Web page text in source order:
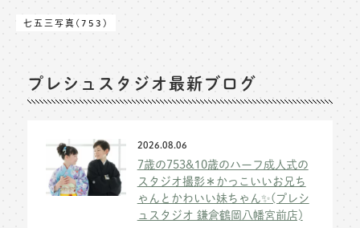
七五三写真(753)
プレシュスタジオ最新ブログ
2026.08.06
7歳の753&10歳のハーフ成人式の
スタジオ撮影＊かっこいいお兄ち
ゃんとかわいい妹ちゃん✨(プレシ
ュスタジオ 鎌倉鶴岡八幡宮前店)